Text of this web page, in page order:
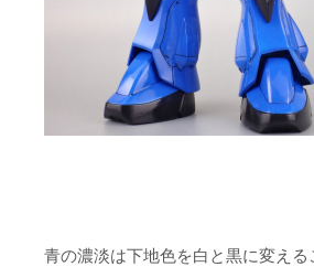
青の濃淡は下地色を白と黒に変え